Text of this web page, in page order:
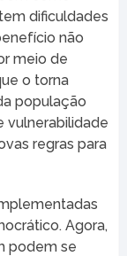
dificuldades
não
meio de
o torna
população
vulnerabilidade
regras para
Agora,
podem se